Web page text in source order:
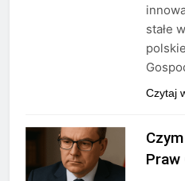
stałe
Czytaj